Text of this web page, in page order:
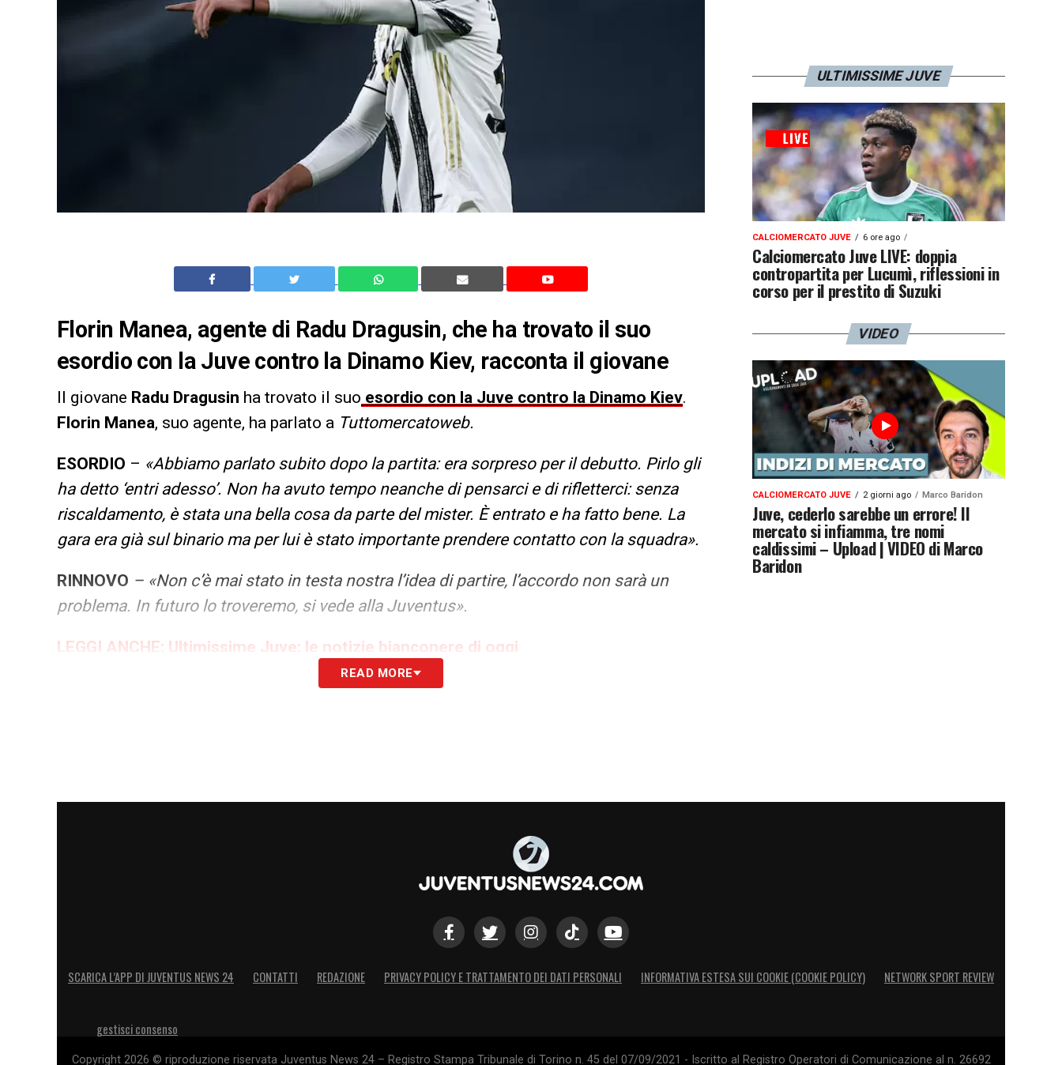
Florin Manea, agente di Radu Dragusin, che ha trovato il suo
esordio con la Juve contro la Dinamo Kiev, racconta il giovane
Il giovane Radu Dragusin ha trovato il suo esordio con la Juve contro la Dinamo Kiev.
Florin Manea, suo agente, ha parlato a Tuttomercatoweb.
ESORDIO – «Abbiamo parlato subito dopo la partita: era sorpreso per il debutto. Pirlo gli
ha detto ‘entri adesso’. Non ha avuto tempo neanche di pensarci e di rifletterci: senza
riscaldamento, è stata una bella cosa da parte del mister. È entrato e ha fatto bene. La
gara era già sul binario ma per lui è stato importante prendere contatto con la squadra».
RINNOVO – «Non c’è mai stato in testa nostra l’idea di partire, l’accordo non sarà un
problema. In futuro lo troveremo, si vede alla Juventus».
LEGGI ANCHE: Ultimissime Juve: le notizie bianconere di oggi
READ MORE
ULTIMISSIME JUVE
CALCIOMERCATO JUVE 6 ore ago
Calciomercato Juve LIVE: doppia
contropartita per Lucumì, riflessioni in
corso per il prestito di Suzuki
VIDEO
CALCIOMERCATO JUVE 2 giorni ago Marco Baridon
Juve, cederlo sarebbe un errore! Il
mercato si infiamma, tre nomi
caldissimi – Upload | VIDEO di Marco
Baridon
SCARICA L’APP DI JUVENTUS NEWS 24 CONTATTI REDAZIONE PRIVACY POLICY E TRATTAMENTO DEI DATI PERSONALI INFORMATIVA ESTESA SUI COOKIE (COOKIE POLICY) NETWORK SPORT REVIEW
gestisci consenso
Copyright 2026 © riproduzione riservata Juventus News 24 – Registro Stampa Tribunale di Torino n. 45 del 07/09/2021 - Iscritto al Registro Operatori di Comunicazione al n. 26692